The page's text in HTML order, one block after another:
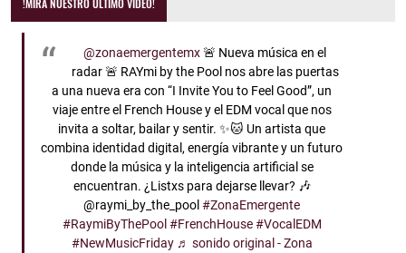
!MIRA NUESTRO ÚLTIMO VIDEO!
@zonaemergentemx🚨 Nueva música en el
radar 🚨 RAYmi by the Pool nos abre las puertas
a una nueva era con “I Invite You to Feel Good”, un
viaje entre el French House y el EDM vocal que nos
invita a soltar, bailar y sentir. ✨🐱 Un artista que
combina identidad digital, energía vibrante y un futuro
donde la música y la inteligencia artificial se
encuentran. ¿Listxs para dejarse llevar? 🎶
@raymi_by_the_pool#ZonaEmergente
#RaymiByThePool #FrenchHouse #VocalEDM
#NewMusicFriday ♬ sonido original - Zona